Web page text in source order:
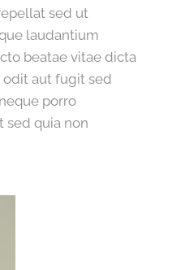
sed ut
laudantium
beatae vitae dicta
odit aut fugit sed
porro
sed quia non